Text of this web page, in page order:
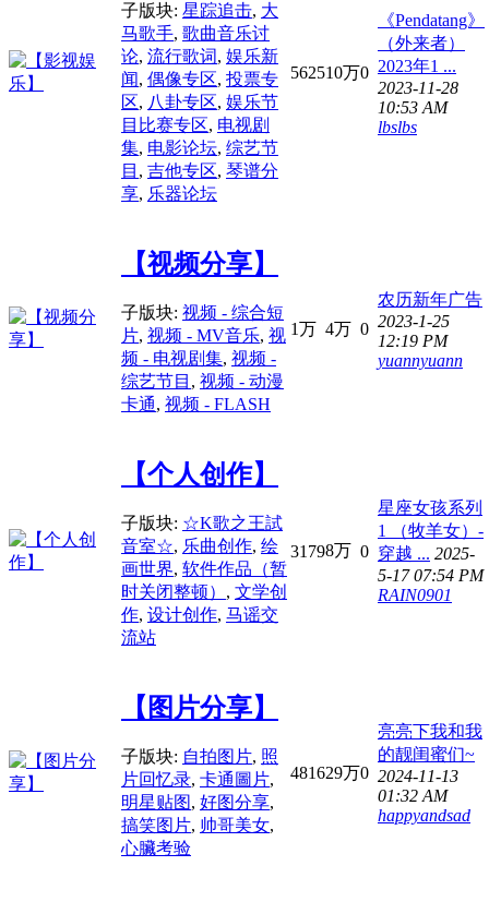
子版块: 星踪追击, 大
马歌手, 歌曲音乐讨
论, 流行歌词, 娱乐新
闻, 偶像专区, 投票专
区, 八卦专区, 娱乐节
目比赛专区, 电视剧
集, 电影论坛, 综艺节
目 , 吉他专区, 琴谱分
享, 乐器论坛
562510万0
《Pendatang》
（外来者）
2023年1 ...
2023-11-28
10:53 AM
lbslbs
【视频分享】
子版块: 视频 - 综合短
片, 视频 - MV音乐, 视
频 - 电视剧集, 视频 -
综艺节目 , 视频 - 动漫
卡通, 视频 - FLASH
1万 4万 0
农历新年广告
2023-1-25
12:19 PM
yuannyuann
【个人创作】
子版块: ☆K歌之王試
音室☆, 乐曲创作, 绘
画世界, 软件作品（暂
时关闭整顿） , 文学创
作, 设计创作, 马谣交
流站
31798万 0
星座女孩系列
1 （牧羊女）-
穿越 ... 2025-
5-17 07:54 PM
RAIN0901
【图片分享】
子版块: 自拍图片, 照
片回忆录, 卡通圖片,
明星贴图, 好图分享,
搞笑图片, 帅哥美女,
心臟考验
481629万0
亮亮下我和我
的靓闺蜜们~
2024-11-13
01:32 AM
happyandsad